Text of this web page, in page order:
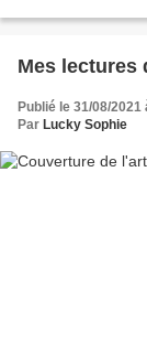
Mes lectures
Publié le 31/08/2021
Par Lucky Sophie